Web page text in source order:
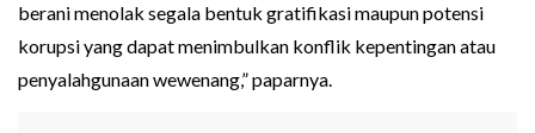
berani menolak segala bentuk gratifikasi maupun potensi
korupsi yang dapat menimbulkan konflik kepentingan atau
penyalahgunaan wewenang,” paparnya.